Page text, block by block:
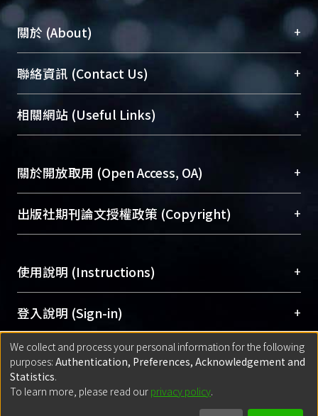
關於 (About) +
臺大位居世界頂尖大學之列，為永久珍藏及向國際
展現本校豐碩的研究成果及學術能量，圖書館整合
機構典藏（NTUR）與學術庫（AH）不同功能平
台，成為臺大學術典藏NTU scholars。期能整合研
成果。
To permanently archive and promote researcher
profiles and scholarly works, Library integrates the
services of “NTU Repository” with “Academic
聯絡資訊 (Contact Us) +
總館學科館員(Main Library)
醫學圖書館學科館員(Medical Library)
Sciences Library)
相關網站 (Useful Links) +
關於開放取用 (Open Access, OA) +
開放取用是從使用者角度提升資訊取用性的社會運
動，應用在學術研究上是透過將研究著作公開供使
用逐年攀升。同時可加速研究發展、提升研究影響
Archive）平台。 （點選深入了解OA）
出版社期刊論文授權政策 (Copyright) +
含部分內容的版權非匯入者所有，或由第三方贊
助與合作完成，請確認該版權所有者及第三方同
意提供此授權。
Please represent that the submission is your
original work, and that you have the right to
grant the rights to upload.
若欲上傳已出版的全文電子檔，可使用
網站查詢，以確認出版單位之版權
使用說明 (Instructions) +
網站簡介(Quickstart Guide)
使用手冊(Instruction Manual)
線上預約服務(Booking Service)
登入說明 (Sign-in) +
方案一：臺灣大學計算機中心帳號登入
(With C&INC Email Account)
方案二：ORCID帳號登入(With ORCID)
匯入著作 (Submission) +
方案一：定期更新ORCID者，以ID匯入
We collect and process your personal information for the following
purposes: Authentication, Preferences, Acknowledgement and
Statistics.
To learn more, please read our privacy policy.